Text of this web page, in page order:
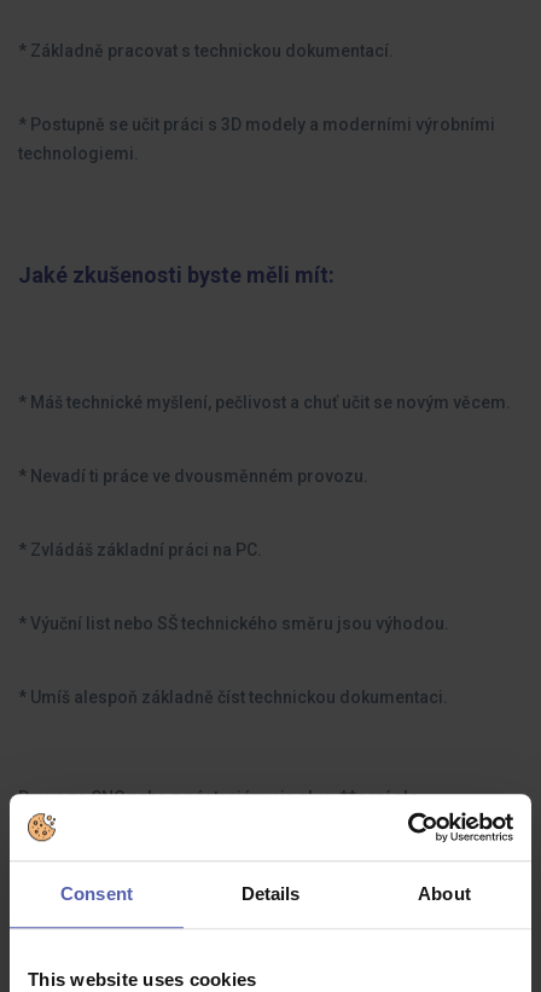
Consent Details About
This website uses cookies
* Základně pracovat s technickou dokumentací.
* Postupně se učit práci s 3D modely a moderními výrobními
technologiemi.
Jaké zkušenosti byste měli mít:
* Máš technické myšlení, pečlivost a chuť učit se novým věcem.
* Nevadí ti práce ve dvousměnném provozu.
* Zvládáš základní práci na PC.
* Výuční list nebo SŠ technického směru jsou výhodou.
* Umíš alespoň základně číst technickou dokumentaci.
Praxe na CNC nebo z nástrojárny je plus, **není ale
podmínkou**. Rádi zaučíme i absolventa technického oboru